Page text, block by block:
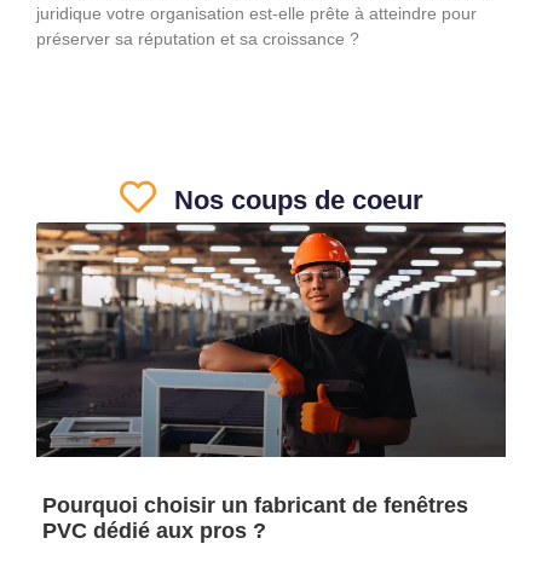
juridique votre organisation est-elle prête à atteindre pour
préserver sa réputation et sa croissance ?
Nos coups de coeur
Pourquoi choisir un fabricant de fenêtres
PVC dédié aux pros ?